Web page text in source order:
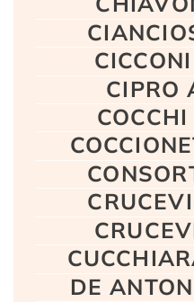
CIPRO
DE